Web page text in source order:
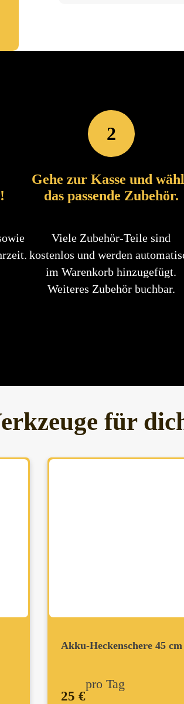
2
Gehe zur Kasse und
das passende Zubehör.
Viele Zubehör-Teile sind
kostenlos und werden
im Warenkorb hinzugefügt.
Weiteres Zubehör buchbar.
für
Akku-Heckenschere 45 cm
25 €
pro Tag